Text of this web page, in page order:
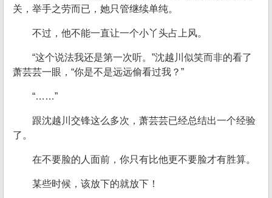
关，举手之劳而已，她只管继续单纯。
不过，他不能一直让一个小丫头占上风。
“这个说法我还是第一次听。”沈越川似笑而非的看了
萧芸芸一眼，“你是不是远远偷看过我？”
“……”
跟沈越川交锋这么多次，萧芸芸已经总结出一个经验
了。
在不要脸的人面前，你只有比他更不要脸才有胜算。
某些时候，该放下的就放下！